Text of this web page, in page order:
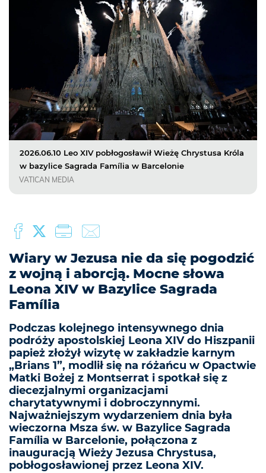
2026.06.10 Leo XIV pobłogosławił Wieżę Chrystusa Króla
w bazylice Sagrada Família w Barcelonie
VATICAN MEDIA
Wiary w Jezusa nie da się pogodzić
z wojną i aborcją. Mocne słowa
Leona XIV w Bazylice Sagrada
Família
Podczas kolejnego intensywnego dnia
podróży apostolskiej Leona XIV do Hiszpanii
papież złożył wizytę w zakładzie karnym
„Brians 1”, modlił się na różańcu w Opactwie
Matki Bożej z Montserrat i spotkał się z
diecezjalnymi organizacjami
charytatywnymi i dobroczynnymi.
Najważniejszym wydarzeniem dnia była
wieczorna Msza św. w Bazylice Sagrada
Família w Barcelonie, połączona z
inauguracją Wieży Jezusa Chrystusa,
pobłogosławionej przez Leona XIV.